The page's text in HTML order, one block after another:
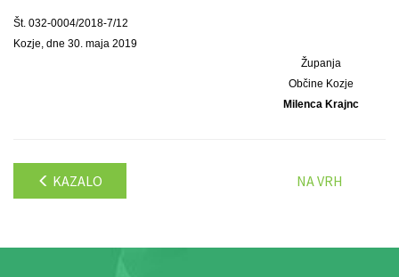
Št. 032-0004/2018-7/12
Kozje, dne 30. maja 2019
Županja
Občine Kozje
Milenca Krajnc
KAZALO NA VRH